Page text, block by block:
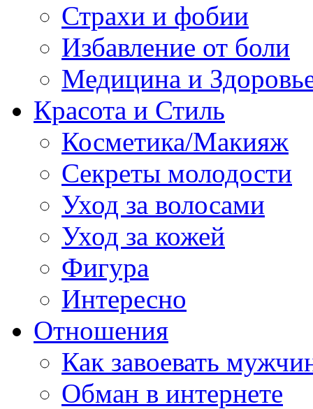
Страхи и фобии
Избавление от боли
Медицина и
Красота и Стиль
Косметика/Макияж
Секреты молодости
Уход за волосами
Уход за кожей
Фигура
Интересно
Отношения
Как завоевать
Обман в интернете